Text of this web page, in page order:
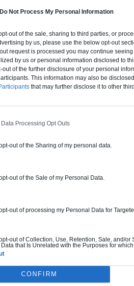
Do Not Process My Personal Information
out of the sale, sharing to third parties, or
by us, please use the below opt-out
request is processed you may continue
by us or personal information disclosed to
of the further disclosure of your personal
This information may also be
that may further disclose it to other
Processing Opt Outs
out of the Sharing of my personal data.
out of the Sale of my Personal Data.
out of processing my Personal Data for
out of Collection, Use, Retention, Sale, and/or
that Is Unrelated with the Purposes for which
CONFIRM
un chiffrage estimatif pour la
type de livraison souhaité :
d'air) ou clé en
Construction
normes standards.
gamme. Le prix "clé en
oeuvre et le second